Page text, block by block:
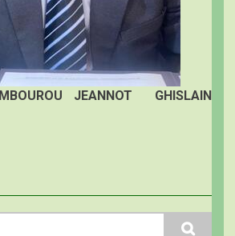
MBOUROU JEANNOT GHISLAIN